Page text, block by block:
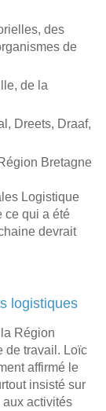
des
de
de la
Dreets, Draaf,
Bretagne
Logistique
ce qui a été
devrait
logistiques
Région
de travail. Loïc
affirmé le
insisté sur
aux activités